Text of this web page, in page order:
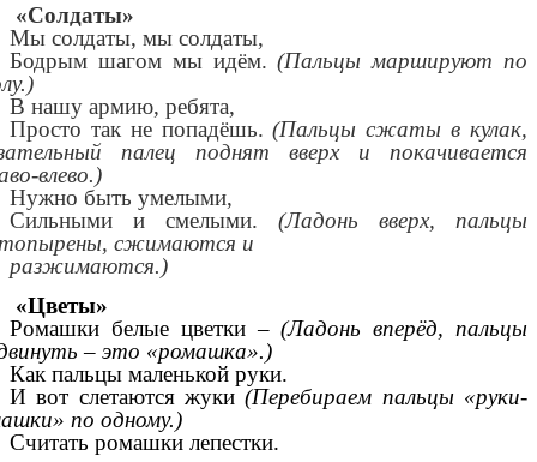
«Солдаты»
Мы солдаты, мы солдаты,
Бодрым шагом мы идём.(Пальцы маршируют по
В нашу армию, ребята,
Просто так не попадёшь. (Пальцы сжаты в кулак,
палец поднят вверх и покачивается
влево.)
Нужно быть умелыми,
Сильными и смелыми. (Ладонь вверх, пальцы
сжимаются и
разжимаются.)
«Цветы»
Ромашки белые цветки –(Ладонь вперёд, пальцы
– это «ромашка».)
Как пальцы маленькой руки.
И вот слетаются жуки(Перебираем пальцы «руки-
по одному.)
Считать ромашки лепестки.